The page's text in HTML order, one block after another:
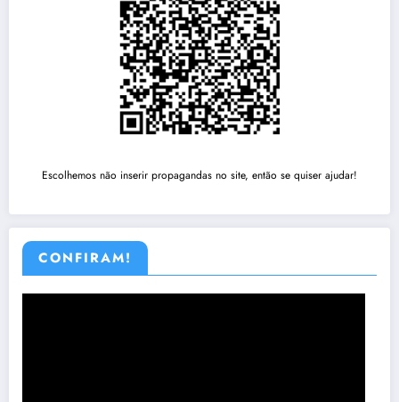
Escolhemos não inserir propagandas no site, então se quiser ajudar!
CONFIRAM!